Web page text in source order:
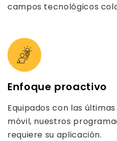
campos tecnológicos
Enfoque proactivo
Equipados con las
móvil, nuestros
requiere su aplicación.